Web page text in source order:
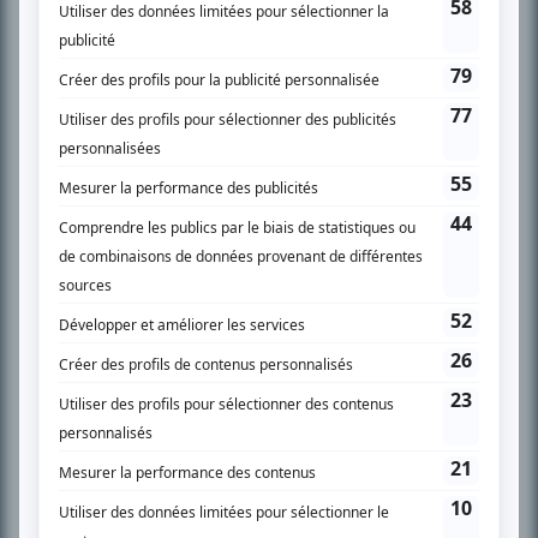
SUR LE RÉSEAU BIZZ MÉDIA
Accueil
Liste des oeuvres
Liste des comédiens
Recherche avancée
À propos
Nous contacter
Termes et conditions
Politique de confidentialité